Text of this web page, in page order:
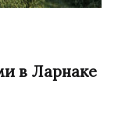
в Ларнаке